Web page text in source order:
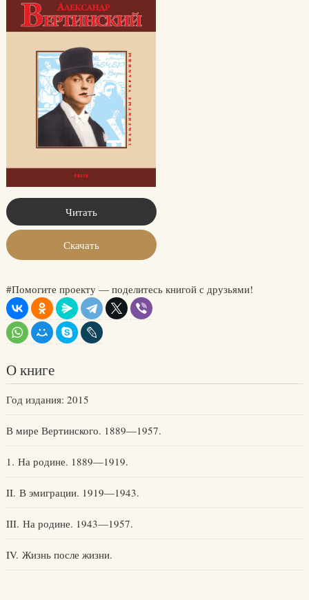
Читать
Скачать
#Помогите проекту — поделитесь книгой с друзьями!
О книге
Год издания: 2015
В мире Вертинского. 1889—1957.
1. На родине. 1889—1919.
II. В эмиграции. 1919—1943.
III. На родине. 1943—1957.
IV. Жизнь после жизни.